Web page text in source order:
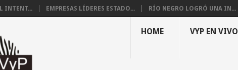
INTENT... EMPRESAS LÍDERES ESTADO... RÍO NEGRO LOGRÓ UNA IN...
HOME VYP EN VIVO